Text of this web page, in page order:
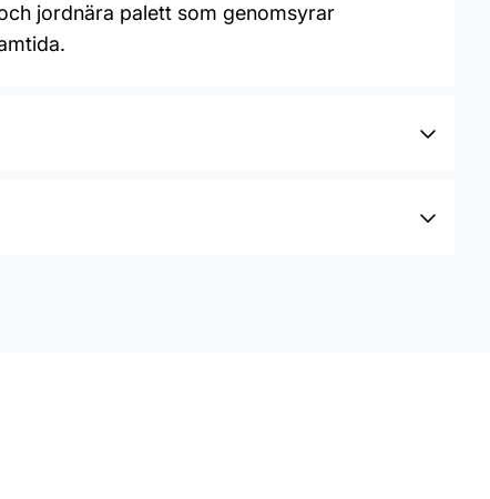
jordnära palett som genomsyrar